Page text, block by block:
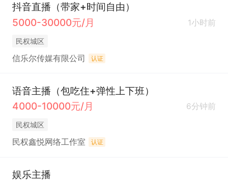
抖音直播（带家+时间自由）
5000-30000元/月
1小时前
民权城区
信乐尔传媒有限公司 认证
语音主播（包吃住+弹性上下班）
4000-10000元/月
6分钟前
民权城区
民权鑫悦网络工作室 认证
娱乐主播